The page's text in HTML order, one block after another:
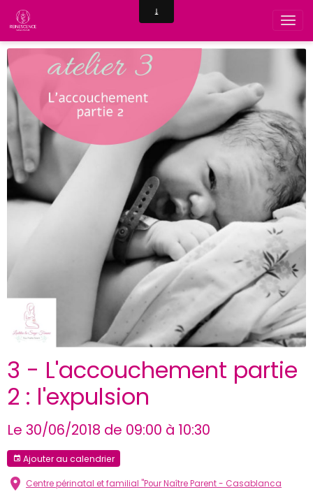
3 - L'accouchement partie
2 : l'expulsion
Le 30/06/2018 de 09:00 à 10:30
Ajouter au calendrier
Centre périnatal et familial "Pour Naître Parent - Casablanca